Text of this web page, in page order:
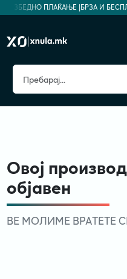
ПЛАЌАЊЕ | БРЗА И
Овој
објавен
ВЕ МОЛИМЕ ВРАТЕТЕ